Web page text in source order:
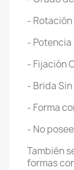
-
- Potencia
- Fijación
- Brida Sin
- Forma
- No
También
formas